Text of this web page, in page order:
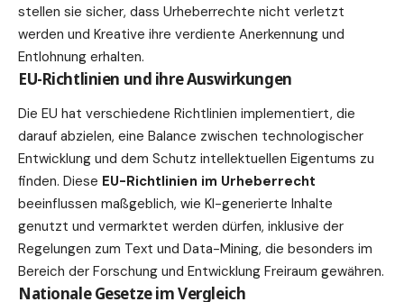
stellen sie sicher, dass Urheberrechte nicht verletzt
werden und Kreative ihre verdiente Anerkennung und
Entlohnung erhalten.
EU-Richtlinien und ihre Auswirkungen
Die EU hat verschiedene Richtlinien implementiert, die
darauf abzielen, eine Balance zwischen technologischer
Entwicklung und dem Schutz intellektuellen Eigentums zu
finden. Diese EU-Richtlinien im Urheberrecht
beeinflussen maßgeblich, wie KI-generierte Inhalte
genutzt und vermarktet werden dürfen, inklusive der
Regelungen zum Text und Data-Mining, die besonders im
Bereich der Forschung und Entwicklung Freiraum gewähren.
Nationale Gesetze im Vergleich